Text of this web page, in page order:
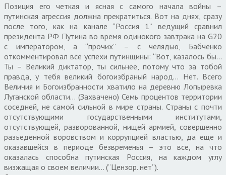
Позиция его четкая и ясная с самого начала войны –
путинская агрессия должна прекратиться. Вот на днях, сразу
после того, как на канале “Россия 1” ведущий сравнил
президента РФ Путина во время одинокого завтрака на G20
с императором, а “прочих” – с челядью, Бабченко
откомментировал все успехи путинщины: “Вот, казалось бы…
Ты – Великий диктатор, ты сильнее, потому что за тобой
правда, у тебя великий богоизбраный народ… Нет. Всего
Величия и Богоизбранности хватило на деревню Лопыревка
Луганской области… (Захвачено) Семь процентов территории
соседней, не самой сильной в мире страны. Страны с почти
отсутствующими государственными институтами,
отсутствующей, разворованной, нищей армией, совершенно
разъеденной воровством и коррупцией властью, да еще и
оказавшейся в периоде безвременья – это все, на что
оказалась способна путинская Россия, на каждом углу
визжащая о своем величии… (“Цензор. нет”).